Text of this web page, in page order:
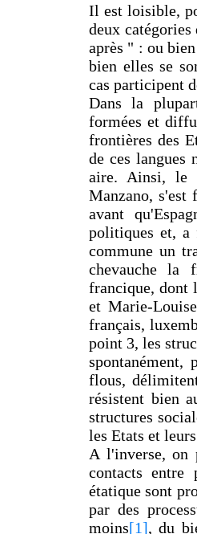
Il est loisible,
deux
après " : ou
bien elles se
cas participent
Dans la
formées et
frontières des
de ces langues
aire. Ainsi, le
Manzano, s'est
avant
politiques et, a
commune un
chevauche la
francique, dont
et Marie-
français,
point 3, les
spontanément,
flous,
résistent bien
structures
les Etats et
A l'inverse, on
contacts entre
étatique sont
par des
moins[1], du